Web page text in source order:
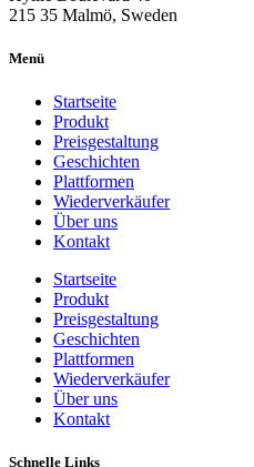
215 35 Malmö, Sweden
Menü
Startseite
Produkt
Preisgestaltung
Geschichten
Plattformen
Wiederverkäufer
Über uns
Kontakt
Startseite
Produkt
Preisgestaltung
Geschichten
Plattformen
Wiederverkäufer
Über uns
Kontakt
Schnelle Links